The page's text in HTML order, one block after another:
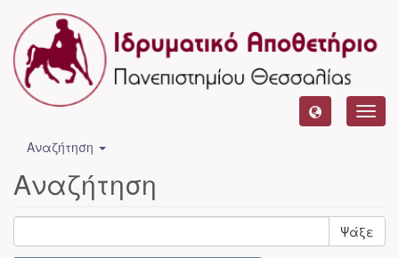
Αναζήτηση
Αναζήτηση
Ψάξε